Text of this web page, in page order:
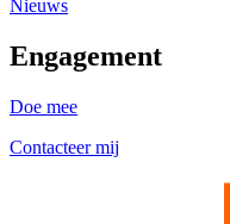
Nieuws
Engagement
Doe mee
Contacteer mij